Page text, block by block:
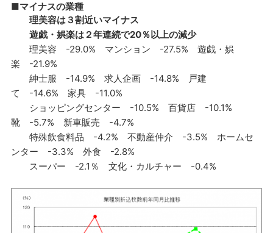
■マイナスの業種
理美容は３割近いマイナス
遊戯・娯楽は２年連続で20％以上の減少
理美容 -29.0% マンション -27.5% 遊戯・娯
楽 -21.9%
紳士服 -14.9% 求人企画 -14.8% 戸建
て -14.6% 家具 -11.0%
ショッピングセンター -10.5% 百貨店 -10.1%
靴 -5.7% 新車販売 -4.7%
特殊飲食料品 -4.2% 不動産仲介 -3.5% ホームセ
ンター -3.3% 外食 -2.8%
スーパー -2.1％ 文化・カルチャー -0.4%